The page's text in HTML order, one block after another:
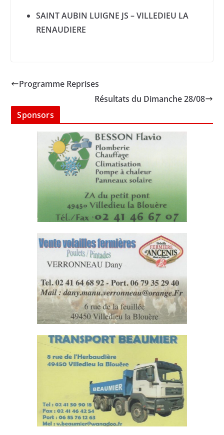
SAINT AUBIN LUIGNE JS – VILLEDIEU LA
RENAUDIERE
Programme Reprises
Résultats du Dimanche 28/08
Sponsors